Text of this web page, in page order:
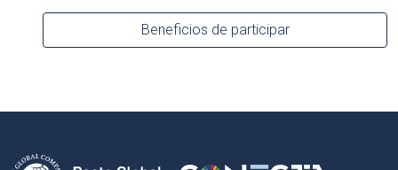
Beneficios de participar